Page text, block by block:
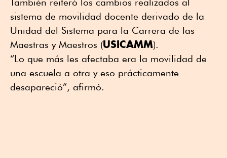
También reiteró los cambios realizados al
sistema de movilidad docente derivado de la
Unidad del Sistema para la Carrera de las
Maestras y Maestros (USICAMM).
“Lo que más les afectaba era la movilidad de
una escuela a otra y eso prácticamente
desapareció”, afirmó.